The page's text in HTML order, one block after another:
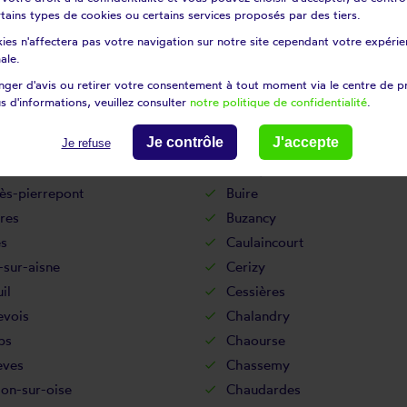
Bouffignereux
sous-coucy Bourguignon-sous-
le-grand
laonnois Braye-en-thiérache
Brunehamel
pierrepont Buire
Buzancy
Caulaincourt
sur-aisne Cerizy
Cessières
Chalandry
Chaourse
Chassemy
sur-oise Chaudardes
types de cookies ou certains services proposés par des tiers.
n'affectera pas votre navigation sur notre site cependant votre
d'avis ou retirer votre consentement à tout moment via le centre de
d'informations, veuillez consulter notre politique de confidentialité
Je refuse Je contrôle J'accepte